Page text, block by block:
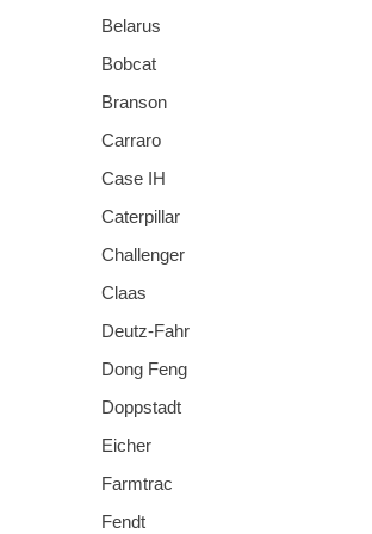
Belarus
Bobcat
Branson
Carraro
Case IH
Caterpillar
Challenger
Claas
Deutz-Fahr
Dong Feng
Doppstadt
Eicher
Farmtrac
Fendt